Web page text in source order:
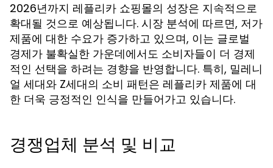
2026년까지 레플리카 쇼핑몰의 성장은 지속적으로
확대될 것으로 예상됩니다. 시장 분석에 따르면, 저가
제품에 대한 수요가 증가하고 있으며, 이는 글로벌
경제가 불확실한 가운데에서도 소비자들이 더 경제
적인 선택을 하려는 경향을 반영합니다. 특히, 밀레니
얼 세대와 Z세대의 소비 패턴은 레플리카 제품에 대
한 더욱 긍정적인 인식을 만들어가고 있습니다.
경쟁업체 분석 및 비교